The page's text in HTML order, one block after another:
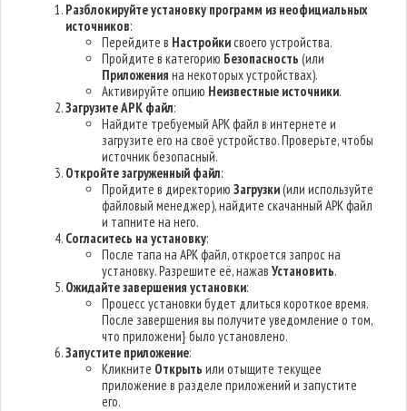
Разблокируйте установку программ из неофициальных
источников:
Перейдите в Настройкисвоего устройства.
Пройдите в категорию Безопасность (или
Приложения на некоторых устройствах).
Активируйте опцию Неизвестные источники.
Загрузите APK файл:
Найдите требуемый APK файл в интернете и
загрузите его на своё устройство. Проверьте, чтобы
источник безопасный.
Откройте загруженный файл:
Пройдите в директориюЗагрузки(или используйте
файловый менеджер), найдите скачанный APK файл
и тапните на него.
Согласитесь на установку:
После тапа на APK файл, откроется запрос на
установку. Разрешите её, нажавУстановить.
Ожидайте завершения установки:
Процесс установки будет длиться короткое время.
После завершения вы получите уведомление о том,
что приложени} было установлено.
Запустите приложение:
Кликните Открыть или отыщите текущее
приложение в разделе приложений и запустите
его.